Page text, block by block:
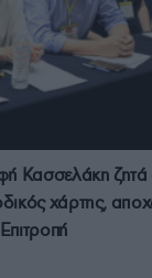
Κασσελάκη
χάρτης,